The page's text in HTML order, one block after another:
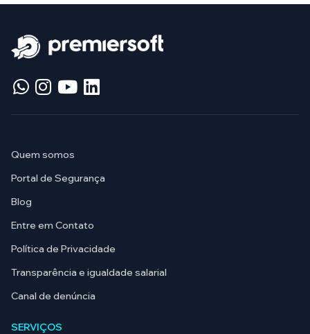
Quem somos
Portal de Segurança
Blog
Entre em Contato
Política de Privacidade
Transparência e igualdade salarial
Canal de denúncia
SERVIÇOS